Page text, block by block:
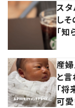
スタ
し
「知
産
と
「
可愛